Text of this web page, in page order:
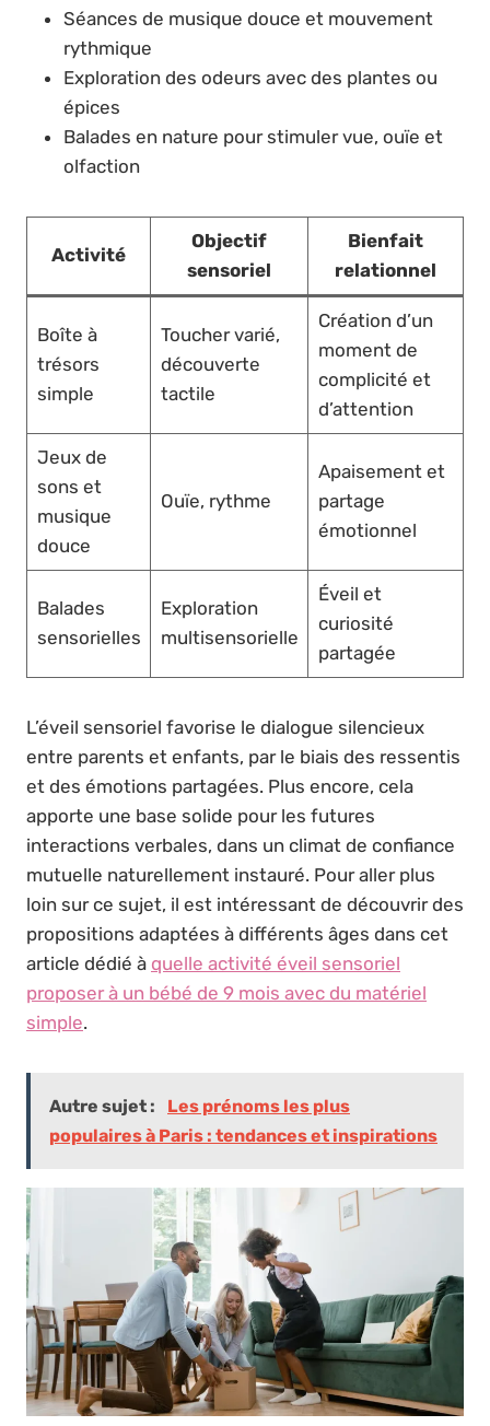
Séances de musique douce et mouvement
rythmique
Exploration des odeurs avec des plantes ou
épices
Balades en nature pour stimuler vue, ouïe et
olfaction
Activité
Objectif
sensoriel
Bienfait
relationnel
Boîte à
trésors
simple
Toucher varié,
découverte
tactile
Création d’un
moment de
complicité et
d’attention
Jeux de
sons et
musique
douce
Ouïe, rythme
Apaisement et
partage
émotionnel
Balades
sensorielles
Exploration
multisensorielle
Éveil et
curiosité
partagée
L’éveil sensoriel favorise le dialogue silencieux
entre parents et enfants, par le biais des ressentis
et des émotions partagées. Plus encore, cela
apporte une base solide pour les futures
interactions verbales, dans un climat de confiance
mutuelle naturellement instauré. Pour aller plus
loin sur ce sujet, il est intéressant de découvrir des
propositions adaptées à différents âges dans cet
article dédié à quelle activité éveil sensoriel
proposer à un bébé de 9 mois avec du matériel
simple.
Autre sujet :
Les prénoms les plus
populaires à Paris : tendances et inspirations